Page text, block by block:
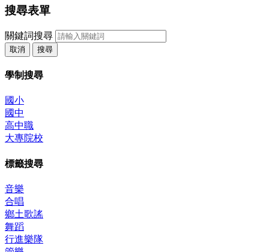
搜尋表單
關鍵詞搜尋
取消 搜尋
學制搜尋
國小
國中
高中職
大專院校
標籤搜尋
音樂
合唱
鄉土歌謠
舞蹈
行進樂隊